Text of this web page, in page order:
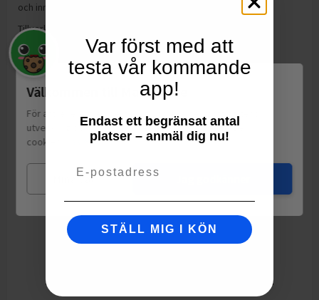
och innehåller 27ml
Tillverkning:
Välkommen till Matspar.se
För att leverera en personlig upplevelse, mäta sajtens
utveckling och ha sociala medier-koppling använder vi
cookies.
Läs mer
Mina val
Var först med att
testa vår kommande
app!
Endast ett begränsat antal
platser – anmäl dig nu!
STÄLL MIG I KÖN